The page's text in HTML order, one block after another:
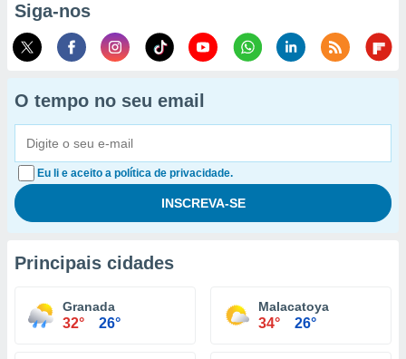
Siga-nos
O tempo no seu email
Eu li e aceito a política de privacidade.
Principais cidades
Granada
32° 26°
Malacatoya
34° 26°